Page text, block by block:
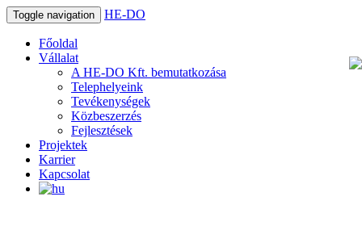
Toggle navigation HE-DO
Főoldal
Vállalat
A HE-DO Kft. bemutatkozása
Telephelyeink
Tevékenységek
Közbeszerzés
Fejlesztések
Projektek
Karrier
Kapcsolat